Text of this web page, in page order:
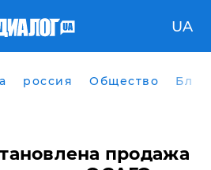
UA
россия Общество
продажа